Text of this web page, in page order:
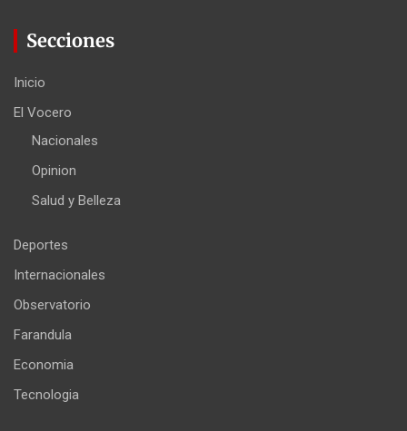
Secciones
Inicio
El Vocero
Nacionales
Opinion
Salud y Belleza
Deportes
Internacionales
Observatorio
Farandula
Economia
Tecnologia